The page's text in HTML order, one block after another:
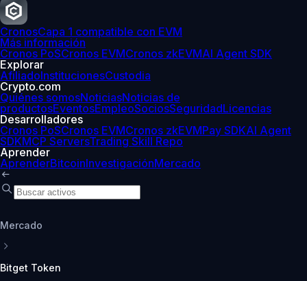
CronosCapa 1 compatible con EVM
Más información
Cronos PoSCronos EVMCronos zkEVMAI Agent SDK
Explorar
AfiliadoInstitucionesCustodia
Crypto.com
Quiénes somosNoticiasNoticias de
productosEventosEmpleoSociosSeguridadLicencias
Desarrolladores
Cronos PoSCronos EVMCronos zkEVMPay SDKAI Agent
SDKMCP ServersTrading Skill Repo
Aprender
AprenderBitcoinInvestigaciónMercado
Mercado
Bitget Token